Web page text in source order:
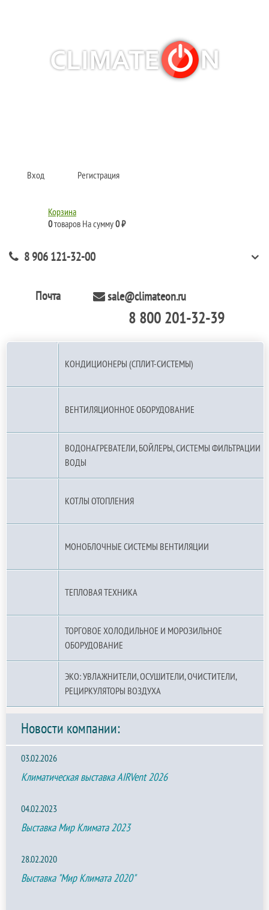
Вход Регистрация
Корзина
0товаров На сумму0 ₽
8 906 121-32-00
Почта sale@climateon.ru
8 800 201-32-39
КОНДИЦИОНЕРЫ (СПЛИТ-СИСТЕМЫ)
ВЕНТИЛЯЦИОННОЕ ОБОРУДОВАНИЕ
ВОДОНАГРЕВАТЕЛИ, БОЙЛЕРЫ, СИСТЕМЫ ФИЛЬТРАЦИИ
ВОДЫ
КОТЛЫ ОТОПЛЕНИЯ
МОНОБЛОЧНЫЕ СИСТЕМЫ ВЕНТИЛЯЦИИ
ТЕПЛОВАЯ ТЕХНИКА
ТОРГОВОЕ ХОЛОДИЛЬНОЕ И МОРОЗИЛЬНОЕ
ОБОРУДОВАНИЕ
ЭКО: УВЛАЖНИТЕЛИ, ОСУШИТЕЛИ, ОЧИСТИТЕЛИ,
РЕЦИРКУЛЯТОРЫ ВОЗДУХА
Новости компании:
03.02.2026
Климатическая выставка AIRVent 2026
04.02.2023
Выставка Мир Климата 2023
28.02.2020
Выставка "Мир Климата 2020"